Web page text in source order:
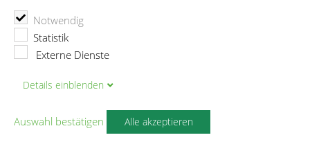
Notwendig
Statistik
Externe Dienste
Details einblenden
Auswahl bestätigen Alle akzeptieren
TSV Vaterstetten e.V.
Donnerstag
DualFit Intervals
DualFit Intervals
BESCHREIBUNG
motivierendes Kraft- und Cardio-Intervalltraining.
Im Mittelpunkt stehen funktionelle Kräftigungsübungen und